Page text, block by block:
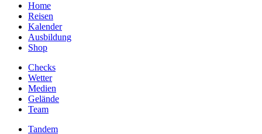
Home
Reisen
Kalender
Ausbildung
Shop
Checks
Wetter
Medien
Gelände
Team
Tandem